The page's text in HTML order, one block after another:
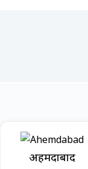
अहमदाबाद